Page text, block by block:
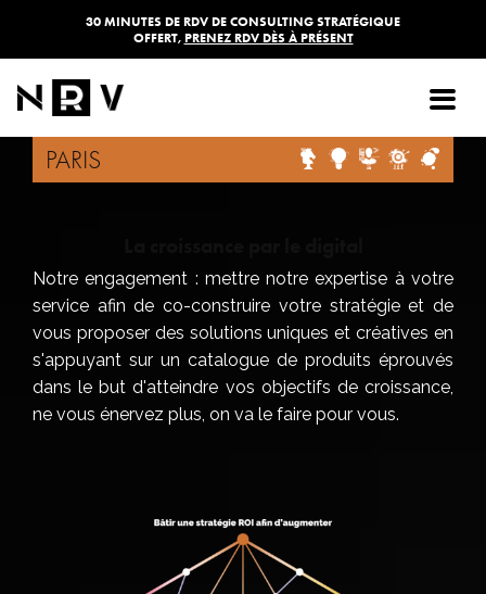
30 MINUTES DE RDV DE CONSULTING STRATÉGIQUE
OFFERT, PRENEZ RDV DÈS À PRÉSENT
AGENCE DE
COMMUNICATION
PARIS
Notre engagement : mettre notre expertise à votre
service afin de co-construire votre stratégie et de
vous proposer des solutions uniques et créatives en
s'appuyant sur un catalogue de produits éprouvés
dans le but d'atteindre vos objectifs de croissance,
ne vous énervez plus, on va le faire pour vous.